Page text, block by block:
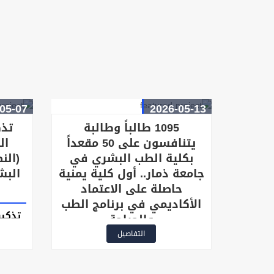
2026-05-13
1095 طالباً وطالبة
يتنافسون على 50 مقعداً
بكلية الطب البشري في
جامعة ذمار.. أول كلية يمنية
حاصلة على الاعتماد
الأكاديمي في برنامج الطب
والجراحة
■ في مشهد أكاديمي كبير
التفاصيل
07